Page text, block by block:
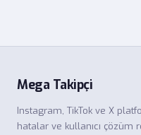
Mega Takipçi
Instagram, TikTok ve X
hatalar ve kullanıcı